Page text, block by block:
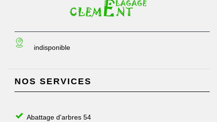
indisponible
NOS SERVICES
Abattage d'arbres 54